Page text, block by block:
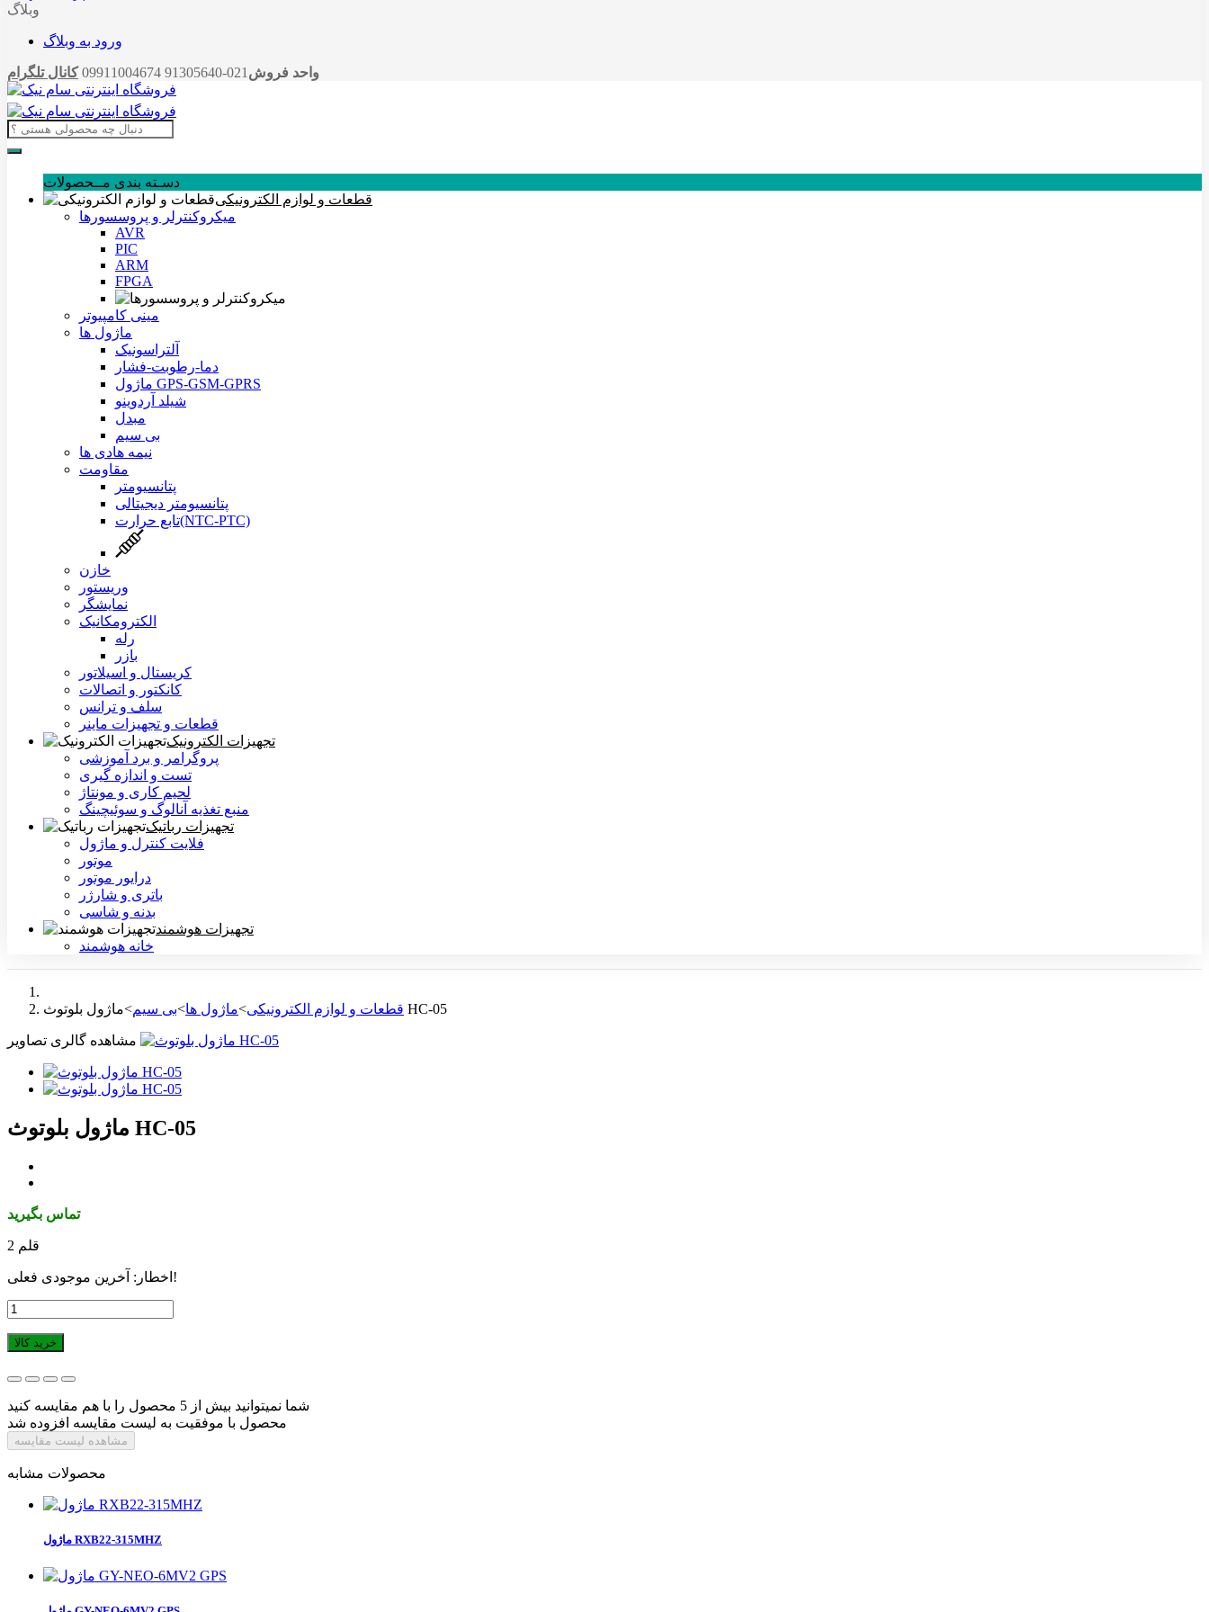
وبلاگ
ورود به وبلاگ
واحد فروش 021-91305640 09911004674 کانال تلگرام
دسـته بندی مــحصولات
قطعات و لوازم الکترونیکی
میکروکنترلر و پروسسورها
AVR
PIC
ARM
FPGA
مینی کامپیوتر
ماژول ها
آلتراسونیک
دما-رطوبت-فشار
ماژول GPS-GSM-GPRS
شیلد آردوینو
مبدل
بی سیم
نیمه هادی ها
مقاومت
پتانسیومتر
پتانسیومتر دیجیتالی
تابع حرارت(NTC-PTC)
خازن
وریستور
نمایشگر
الکترومکانیک
رله
بازر
کریستال و اسیلاتور
کانکتور و اتصالات
سلف و ترانس
قطعات و تجهیزات ماینر
تجهیزات الکترونیک
پروگرامر و برد آموزشی
تست و اندازه گیری
لحیم کاری و مونتاژ
منبع تغذیه آنالوگ و سوئیچینگ
تجهیزات رباتیک
فلایت کنترل و ماژول
موتور
درایور موتور
باتری و شارژر
بدنه و شاسی
تجهیزات هوشمند
خانه هوشمند
قطعات و لوازم الکترونیکی>ماژول ها>بی سیم> ماژول بلوتوث HC-05
مشاهده گالری تصاویر
ماژول بلوتوث HC-05
تماس بگیرید
2 قلم
اخطار: آخرین موجودی فعلی!
خرید کالا
شما نمیتوانید بیش از 5 محصول را با هم مقایسه کنید
محصول با موفقیت به لیست مقایسه افزوده شد
مشاهده لیست مقایسه
محصولات مشابه
ماژول RXB22-315MHZ